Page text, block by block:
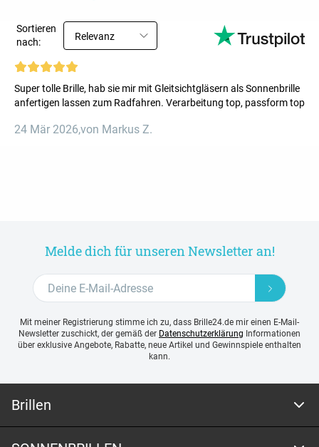
Sortieren
nach:
Relevanz
Super tolle Brille, hab sie mir mit Gleitsichtgläsern als Sonnenbrille
anfertigen lassen zum Radfahren. Verarbeitung top, passform top
24 Mär 2026,von Markus Z.
Melde dich für unseren Newsletter an!
Mit meiner Registrierung stimme ich zu, dass Brille24.de mir einen E-Mail-
Newsletter zuschickt, der gemäß der Datenschutzerklärung Informationen
über exklusive Angebote, Rabatte, neue Artikel und Gewinnspiele enthalten
kann.
Brillen